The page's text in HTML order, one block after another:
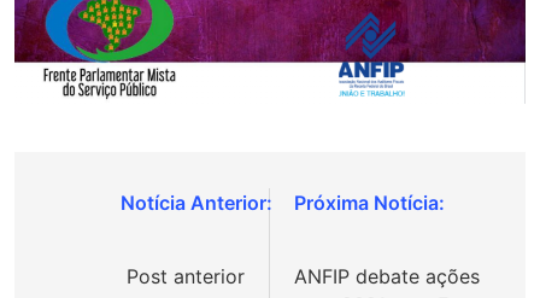
Navegação
Post anterior
ANFIP debate ações